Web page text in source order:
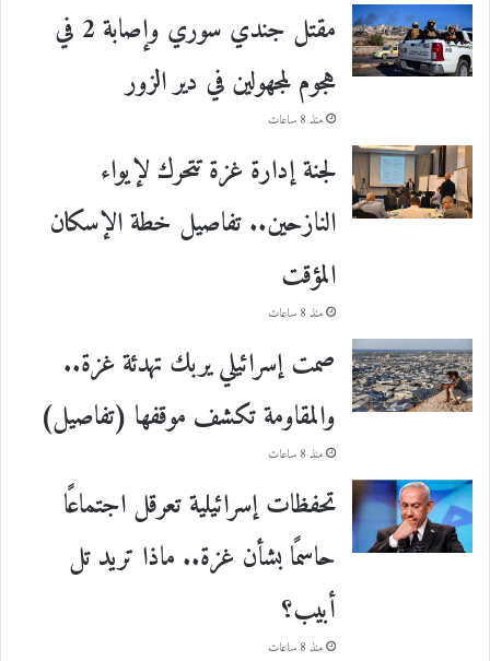
مقتل جندي سوري وإصابة 2 في
هجوم لمجهولين في دير الزور
منذ 8 ساعات
لجنة إدارة غزة تتحرك لإيواء
النازحين.. تفاصيل خطة الإسكان
المؤقت
منذ 8 ساعات
صمت إسرائيلي يربك تهدئة غزة..
والمقاومة تكشف موقفها (تفاصيل)
منذ 8 ساعات
تحفظات إسرائيلية تعرقل اجتماعًا
حاسمًا بشأن غزة.. ماذا تريد تل
أبيب؟
منذ 8 ساعات